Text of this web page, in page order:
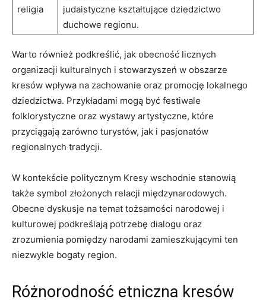
religia
judaistyczne kształtujące dziedzictwo
duchowe regionu.
Warto również podkreślić, jak obecność licznych
organizacji kulturalnych i stowarzyszeń w obszarze
kresów wpływa na zachowanie oraz promocję lokalnego
dziedzictwa. Przykładami mogą być festiwale
folklorystyczne oraz wystawy artystyczne, które
przyciągają zarówno turystów, jak i pasjonatów
regionalnych tradycji.
W kontekście politycznym Kresy wschodnie stanowią
także symbol złożonych relacji międzynarodowych.
Obecne dyskusje na temat tożsamości narodowej i
kulturowej podkreślają potrzebę dialogu oraz
zrozumienia pomiędzy narodami zamieszkującymi ten
niezwykle bogaty region.
Różnorodność etniczna kresów